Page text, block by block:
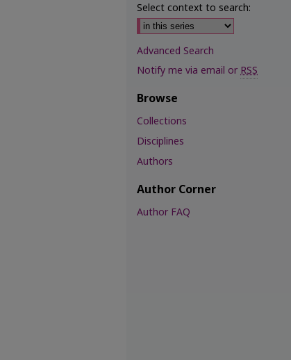
Select context to search:
Advanced Search
Notify me via email orRSS
Browse
Collections
Disciplines
Authors
Author Corner
Author FAQ